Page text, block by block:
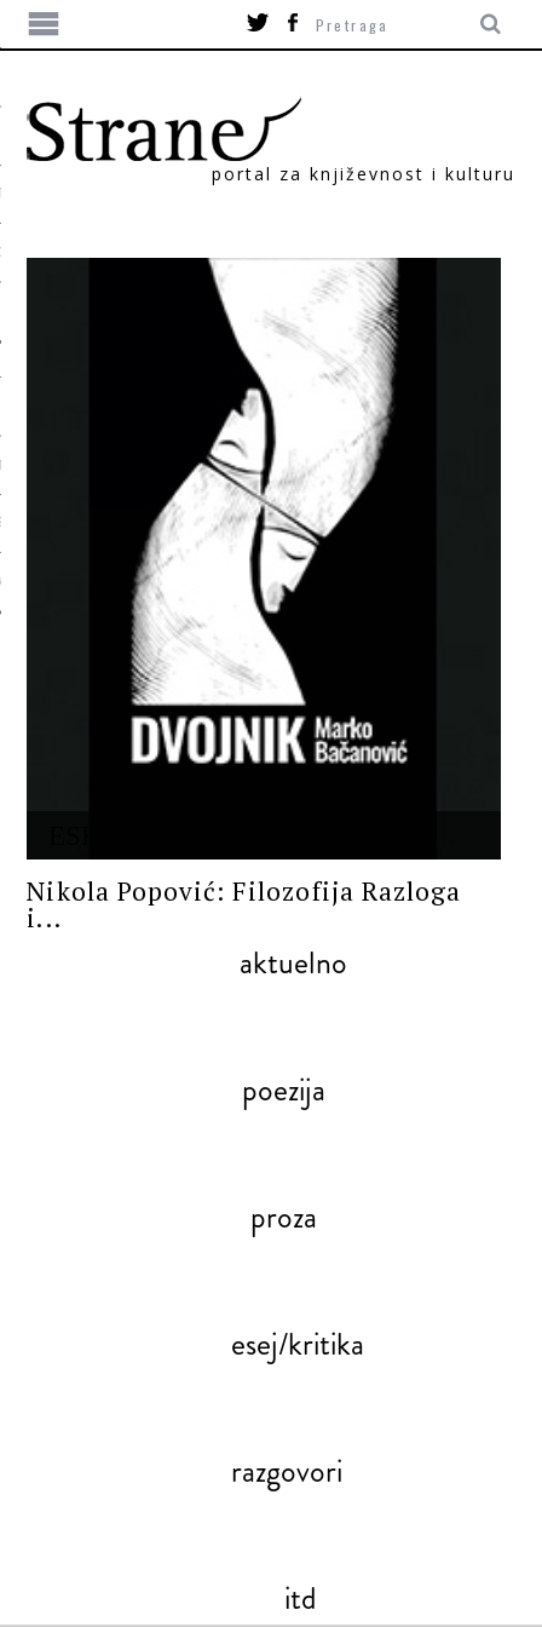
portal za književnost i kulturu
Nikola Popović: Filozofija Razloga
i...
aktuelno
poezija
proza
esej/kritika
razgovori
itd